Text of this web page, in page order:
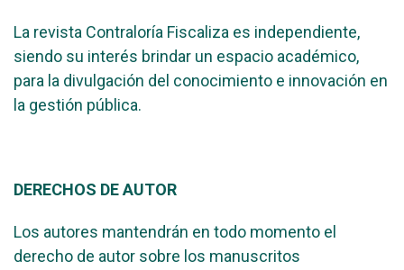
La revista Contraloría Fiscaliza es independiente,
siendo su interés brindar un espacio académico,
para la divulgación del conocimiento e innovación en
la gestión pública.
DERECHOS DE AUTOR
Los autores mantendrán en todo momento el
derecho de autor sobre los manuscritos